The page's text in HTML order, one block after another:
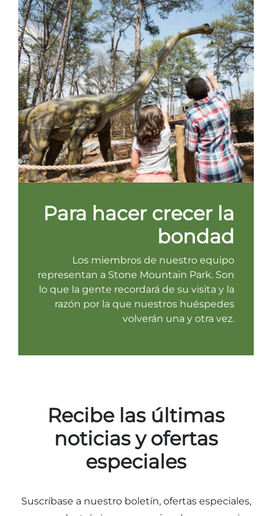
Para hacer crecer la
bondad
Los miembros de nuestro equipo
representan a Stone Mountain Park. Son
lo que la gente recordará de su visita y la
razón por la que nuestros huéspedes
volverán una y otra vez.
Recibe las últimas
noticias y ofertas
especiales
Suscríbase a nuestro boletín, ofertas especiales,